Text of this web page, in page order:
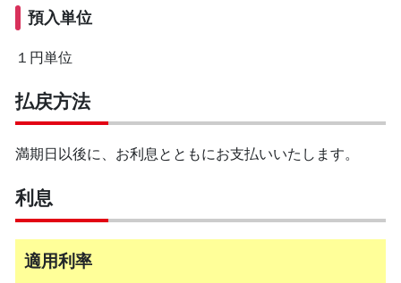
預入単位
１円単位
払戻方法
満期日以後に、お利息とともにお支払いいたします。
利息
適用利率